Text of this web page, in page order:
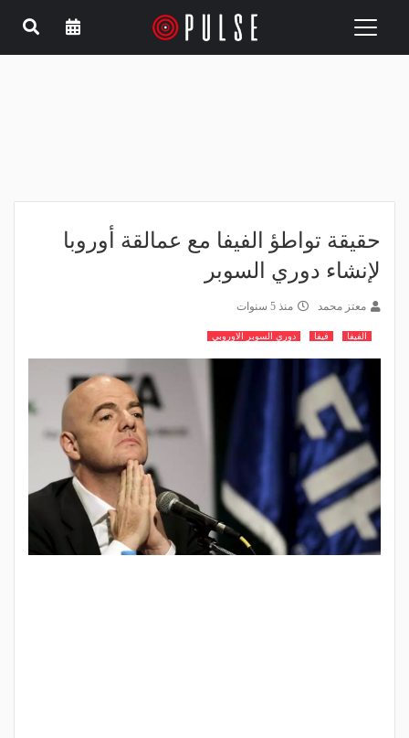
Toggle
حقيقة تواطؤ الفيفا مع عمالقة أوروبا
لإنشاء دوري السوبر
معتز محمد منذ 5 سنوات
الفيفا فيفا دوري السوبر الاوروبي